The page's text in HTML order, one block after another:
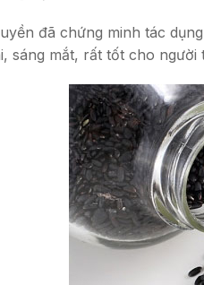
đã chứng minh tác
sáng mắt, rất tốt cho